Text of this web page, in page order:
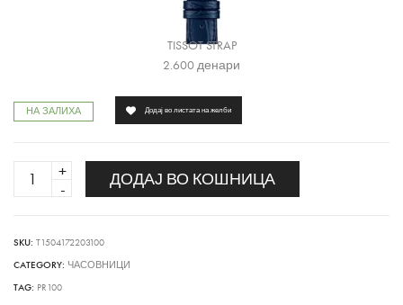
TISSOT STRAP
2.600денари
НА ЗАЛИХА
100
ДОДАЈ ВО КОШНИЦА
Додај во листата на желби
SKU: T1504172203100
CATEGORY: ЧАСОВНИЦИ
TAG: PR100